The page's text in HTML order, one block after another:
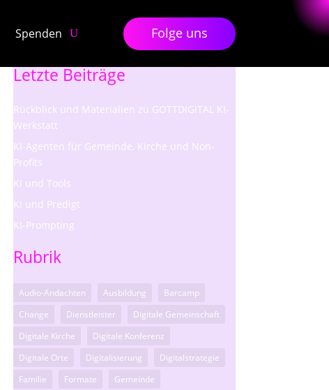
Spenden Folge uns
Letzte Beiträge
Rückblick und Materialien zu GOTTDIGITAL KI-
Werkstatt
KI-Agenten für Gemeinde, Kirche und Non-
Profits
KI und Tools
KI und Predigt
KI-Prompting
Rubrik
Audio-Andachten Ausbildung
Barcamp
Change
Dienstleister
Digitale Gemeinschaft
Digitale Kirche
Digitale Konferenz
Digitale Orte
Digitalisierung
Digitalstrategie
Familie
Formate
Gemeinde